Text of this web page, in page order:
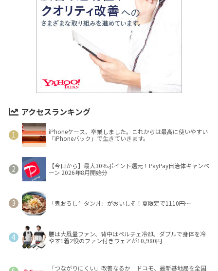
アクセスランキング
iPhoneケース、卒業しました。これからは最高に使いやすい
「iPhoneバック」で生きていきます。
【今日から】最大30％ポイント還元！PayPay自治体キャンペ
ーン 2026年8月開始分
「鬼おろし牛タン丼」がおいしそ！夏限定で1110円～
腰は大風量ファン、背中はペルチェ冷却。ダブルで身体を冷
やす1着2役のファン付きウェアが10,980円
「つながりにくい」改善なるか ドコモ、最新基地局を全国